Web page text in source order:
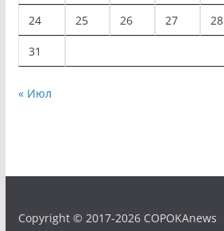
24 25 26 27 28
31
« Июл
Copyright © 2017-2026 COPOKAnews